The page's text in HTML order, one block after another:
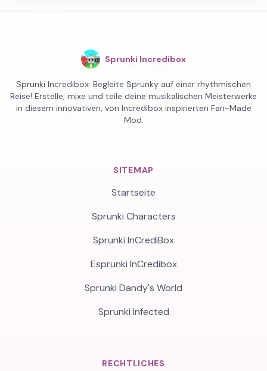
Sprunki Incredibox
Sprunki Incredibox: Begleite Sprunky auf einer rhythmischen
Reise! Erstelle, mixe und teile deine musikalischen Meisterwerke
in diesem innovativen, von Incredibox inspirierten Fan-Made
Mod.
SITEMAP
Startseite
Sprunki Characters
Sprunki InCrediBox
Esprunki InCredibox
Sprunki Dandy's World
Sprunki Infected
RECHTLICHES